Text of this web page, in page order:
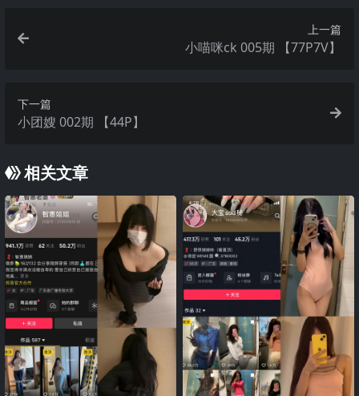
上一篇
小喵咪ck 005期 【77P7V】
下一篇
小团嫂 002期 【44P】
相关文章